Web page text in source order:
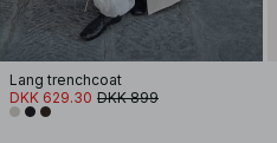
Lang trenchcoat
DKK 629.30 DKK 899